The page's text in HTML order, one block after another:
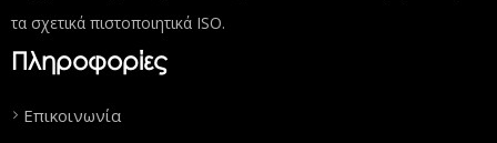
τα σχετικά πιστοποιητικά ISO.
Πληροφορίες
Επικοινωνία